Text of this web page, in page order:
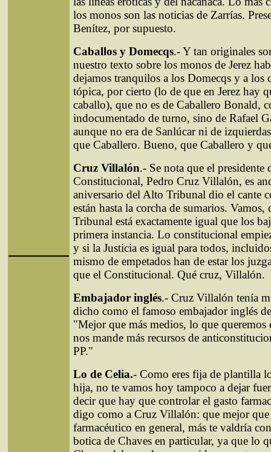
los monos son las noticias de Zarrías.
Benítez, por supuesto.
Caballos y Domecqs.- Y tan originales
nuestro texto sobre los monos de Jerez
dejamos tranquilos a los Domecqs y a los
tópica, por cierto (lo de que en Jerez hay
caballo), que no es de Caballero Bonald,
indocumentado de turno, sino de Rafael
aunque no era de Sanlúcar ni de
que Caballero. Bueno, que Caballero y
Cruz Villalón.- Se nota que el presidente
Constitucional, Pedro Cruz Villalón, es
aniversario del Alto Tribunal dio el cante
están hasta la corcha de sumarios.
Tribunal está exactamente igual que los
primera instancia. Lo constitucional
y si la Justicia es igual para todos,
mismo de empetados han de estar los
que el Constitucional. Qué cruz, Villalón.
Embajador inglés.- Cruz Villalón tenía
dicho como el famoso embajador inglés
"Mejor que más medios, lo que queremos
nos mande más recursos de
PP."
Lo de Celia.- Como eres fija de plantilla
hija, no te vamos hoy tampoco a dejar
decir que hay que controlar el gasto
digo como a Cruz Villalón: que mejor
farmacéutico en general, más te valdría
botica de Chaves en particular, ya que lo